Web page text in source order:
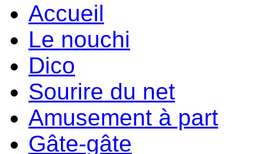
Accueil
Le nouchi
Dico
Sourire du net
Amusement à part
Gâte-gâte